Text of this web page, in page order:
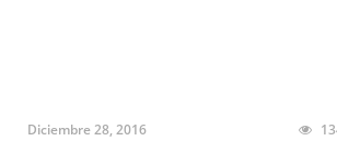
Diciembre 28, 2016